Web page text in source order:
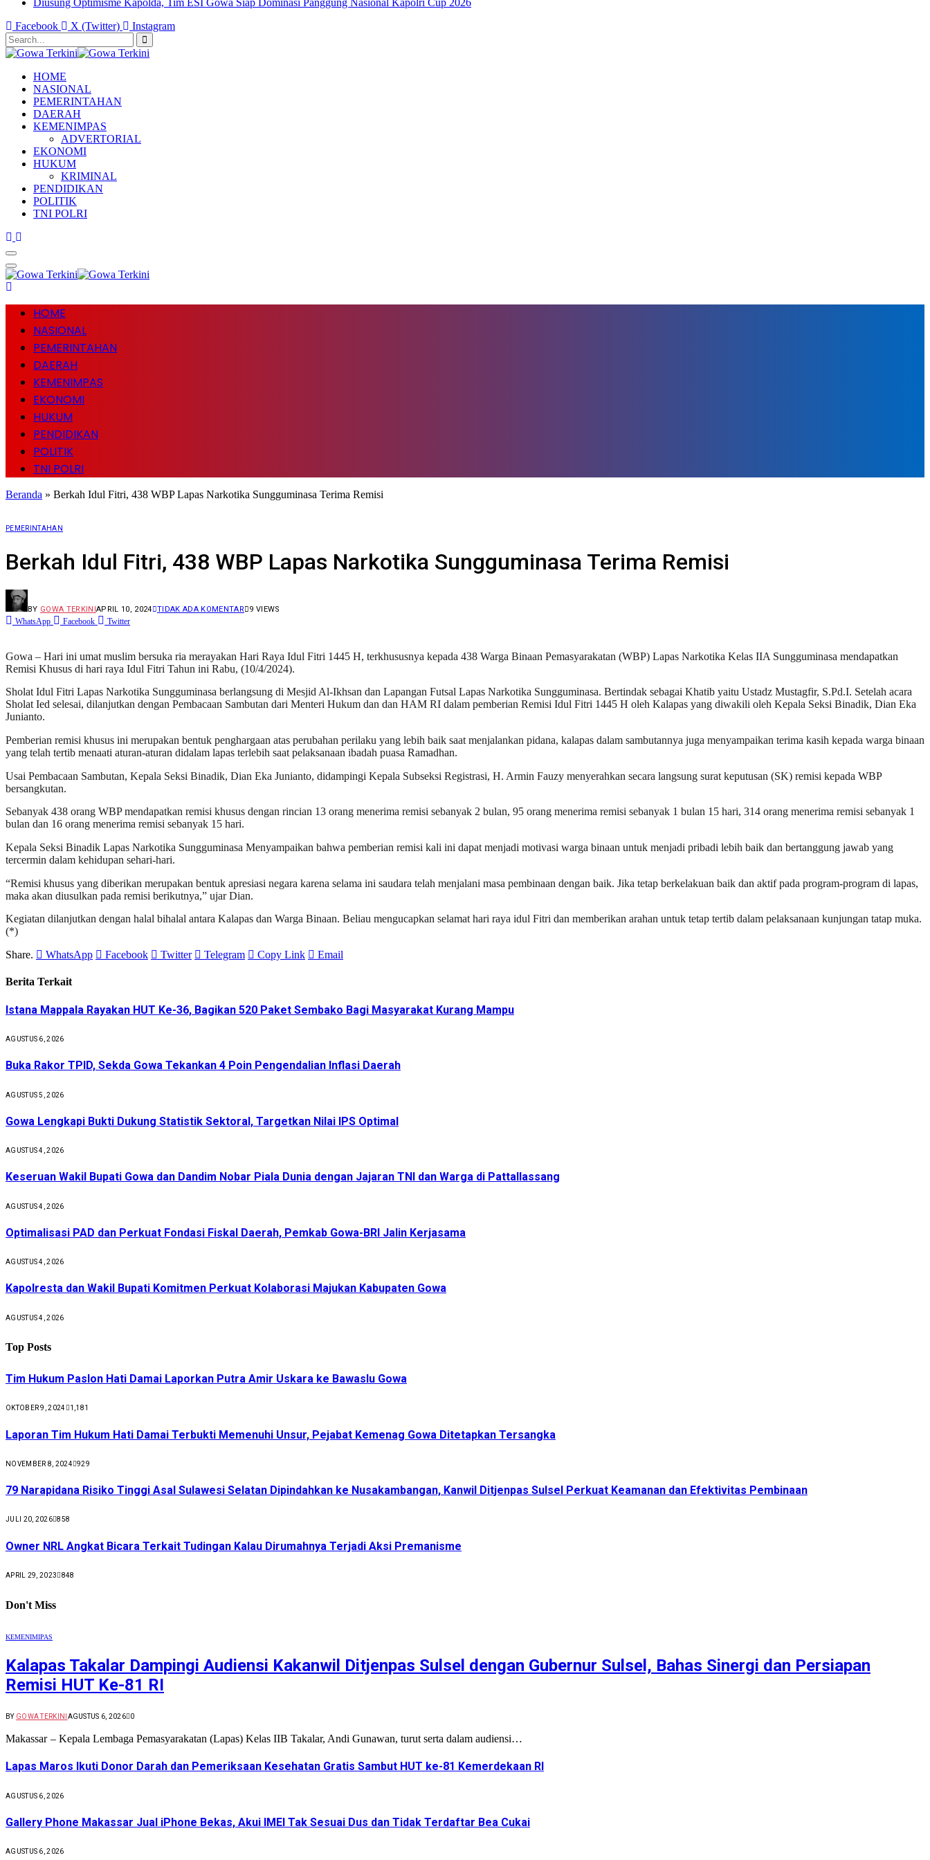
Diusung Optimisme Kapolda, Tim ESI Gowa Siap Dominasi Panggung Nasional Kapolri Cup 2026
Facebook
X (Twitter) Instagram
HOME
NASIONAL
PEMERINTAHAN
DAERAH
KEMENIMPAS
ADVERTORIAL
EKONOMI
HUKUM
KRIMINAL
PENDIDIKAN
POLITIK
TNI POLRI
HOME
NASIONAL
PEMERINTAHAN
DAERAH
KEMENIMPAS
EKONOMI
HUKUM
PENDIDIKAN
POLITIK
TNI POLRI
Beranda » Berkah Idul Fitri, 438 WBP Lapas Narkotika Sungguminasa Terima Remisi
PEMERINTAHAN
Berkah Idul Fitri, 438 WBP Lapas Narkotika Sungguminasa Terima Remisi
BY GOWA TERKINIAPRIL 10, 2024 TIDAK ADA KOMENTAR 9 VIEWS
WhatsApp Facebook Twitter
Gowa – Hari ini umat muslim bersuka ria merayakan Hari Raya Idul Fitri 1445 H, terkhususnya kepada 438 Warga Binaan Pemasyarakatan (WBP) Lapas Narkotika Kelas IIA Sungguminasa mendapatkan
Remisi Khusus di hari raya Idul Fitri Tahun ini Rabu, (10/4/2024).
Sholat Idul Fitri Lapas Narkotika Sungguminasa berlangsung di Mesjid Al-Ikhsan dan Lapangan Futsal Lapas Narkotika Sungguminasa. Bertindak sebagai Khatib yaitu Ustadz Mustagfir, S.Pd.I. Setelah acara
Sholat Ied selesai, dilanjutkan dengan Pembacaan Sambutan dari Menteri Hukum dan dan HAM RI dalam pemberian Remisi Idul Fitri 1445 H oleh Kalapas yang diwakili oleh Kepala Seksi Binadik, Dian Eka
Junianto.
Pemberian remisi khusus ini merupakan bentuk penghargaan atas perubahan perilaku yang lebih baik saat menjalankan pidana, kalapas dalam sambutannya juga menyampaikan terima kasih kepada warga binaan
yang telah tertib menaati aturan-aturan didalam lapas terlebih saat pelaksanaan ibadah puasa Ramadhan.
Usai Pembacaan Sambutan, Kepala Seksi Binadik, Dian Eka Junianto, didampingi Kepala Subseksi Registrasi, H. Armin Fauzy menyerahkan secara langsung surat keputusan (SK) remisi kepada WBP
bersangkutan.
Sebanyak 438 orang WBP mendapatkan remisi khusus dengan rincian 13 orang menerima remisi sebanyak 2 bulan, 95 orang menerima remisi sebanyak 1 bulan 15 hari, 314 orang menerima remisi sebanyak 1
bulan dan 16 orang menerima remisi sebanyak 15 hari.
Kepala Seksi Binadik Lapas Narkotika Sungguminasa Menyampaikan bahwa pemberian remisi kali ini dapat menjadi motivasi warga binaan untuk menjadi pribadi lebih baik dan bertanggung jawab yang
tercermin dalam kehidupan sehari-hari.
“Remisi khusus yang diberikan merupakan bentuk apresiasi negara karena selama ini saudara telah menjalani masa pembinaan dengan baik. Jika tetap berkelakuan baik dan aktif pada program-program di lapas,
maka akan diusulkan pada remisi berikutnya,” ujar Dian.
Kegiatan dilanjutkan dengan halal bihalal antara Kalapas dan Warga Binaan. Beliau mengucapkan selamat hari raya idul Fitri dan memberikan arahan untuk tetap tertib dalam pelaksanaan kunjungan tatap muka.
(*)
Share.
WhatsApp Facebook Twitter Telegram Copy Link Email
Berita Terkait
Istana Mappala Rayakan HUT Ke-36, Bagikan 520 Paket Sembako Bagi Masyarakat Kurang Mampu
AGUSTUS 6, 2026
Buka Rakor TPID, Sekda Gowa Tekankan 4 Poin Pengendalian Inflasi Daerah
AGUSTUS 5, 2026
Gowa Lengkapi Bukti Dukung Statistik Sektoral, Targetkan Nilai IPS Optimal
AGUSTUS 4, 2026
Keseruan Wakil Bupati Gowa dan Dandim Nobar Piala Dunia dengan Jajaran TNI dan Warga di Pattallassang
AGUSTUS 4, 2026
Optimalisasi PAD dan Perkuat Fondasi Fiskal Daerah, Pemkab Gowa-BRI Jalin Kerjasama
AGUSTUS 4, 2026
Kapolresta dan Wakil Bupati Komitmen Perkuat Kolaborasi Majukan Kabupaten Gowa
AGUSTUS 4, 2026
Top Posts
Tim Hukum Paslon Hati Damai Laporkan Putra Amir Uskara ke Bawaslu Gowa
OKTOBER 9, 2024 1,181
Laporan Tim Hukum Hati Damai Terbukti Memenuhi Unsur, Pejabat Kemenag Gowa Ditetapkan Tersangka
NOVEMBER 8, 2024 929
79 Narapidana Risiko Tinggi Asal Sulawesi Selatan Dipindahkan ke Nusakambangan, Kanwil Ditjenpas Sulsel Perkuat Keamanan dan Efektivitas Pembinaan
JULI 20, 2026 858
Owner NRL Angkat Bicara Terkait Tudingan Kalau Dirumahnya Terjadi Aksi Premanisme
APRIL 29, 2023 848
Don't Miss
KEMENIMIPAS
Kalapas Takalar Dampingi Audiensi Kakanwil Ditjenpas Sulsel dengan Gubernur Sulsel, Bahas Sinergi dan Persiapan
Remisi HUT Ke-81 RI
BY GOWA TERKINI AGUSTUS 6, 2026 0
Makassar – Kepala Lembaga Pemasyarakatan (Lapas) Kelas IIB Takalar, Andi Gunawan, turut serta dalam audiensi…
Lapas Maros Ikuti Donor Darah dan Pemeriksaan Kesehatan Gratis Sambut HUT ke-81 Kemerdekaan RI
AGUSTUS 6, 2026
Gallery Phone Makassar Jual iPhone Bekas, Akui IMEI Tak Sesuai Dus dan Tidak Terdaftar Bea Cukai
AGUSTUS 6, 2026